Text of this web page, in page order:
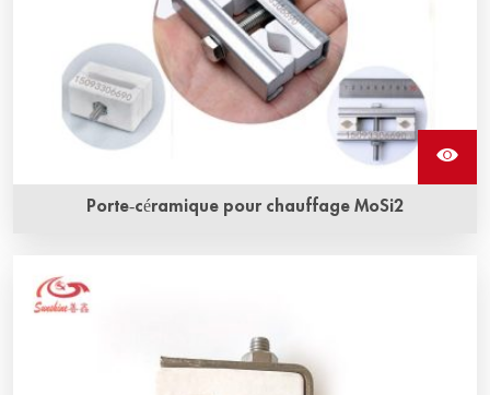
Porte-céramique pour chauffage MoSi2